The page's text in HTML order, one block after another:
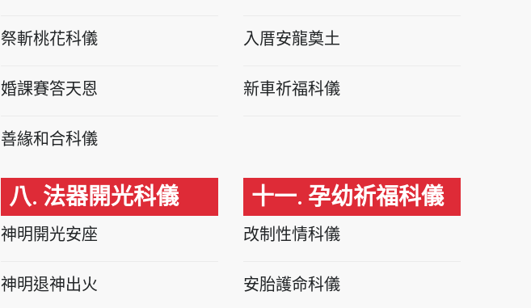
祭斬桃花科儀
婚課賽答天恩
善緣和合科儀
八. 法器開光科儀
神明開光安座
神明退神出火
入厝安龍奠土
新車祈福科儀
十一. 孕幼祈福科儀
改制性情科儀
安胎護命科儀